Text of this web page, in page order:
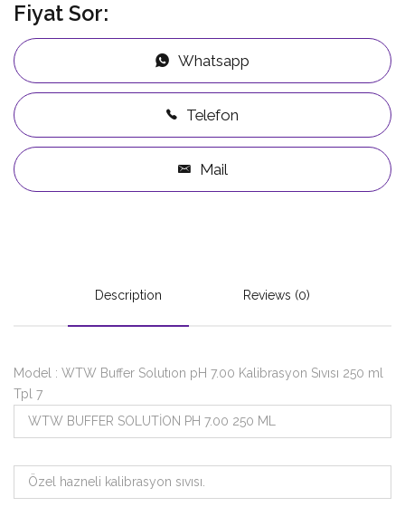
Fiyat Sor:
Whatsapp
Telefon
Mail
Description Reviews (0)
Model : WTW Buffer Solutıon pH 7.00 Kalibrasyon Sıvısı 250 ml
Tpl 7
WTW BUFFER SOLUTİON PH 7.00 250 ML
Özel hazneli kalibrasyon sıvısı.